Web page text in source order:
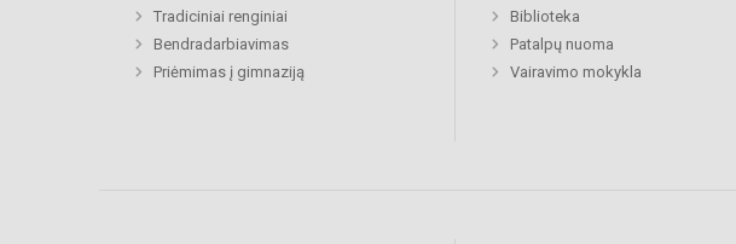
Tradiciniai renginiai
Bendradarbiavimas
Priėmimas į gimnaziją
Biblioteka
Patalpų nuoma
Vairavimo mokykla